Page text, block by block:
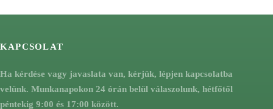
KAPCSOLAT
Ha kérdése vagy javaslata van, kérjük, lépjen kapcsolatba
velünk. Munkanapokon 24 órán belül válaszolunk, hétfőtől
péntekig 9:00 és 17:00 között.